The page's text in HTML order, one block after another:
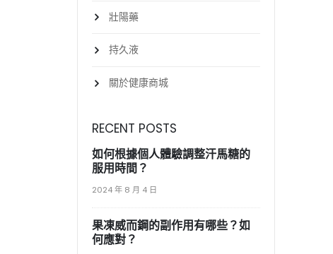
壯陽藥
持久液
關於健康商城
RECENT POSTS
如何根據個人體驗調整汗馬糖的
服用時間？
2024 年 8 月 4 日
果凍威而鋼的副作用有哪些？如
何應對？